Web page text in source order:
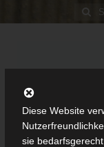
Suche
nach:
Diese Website
sie